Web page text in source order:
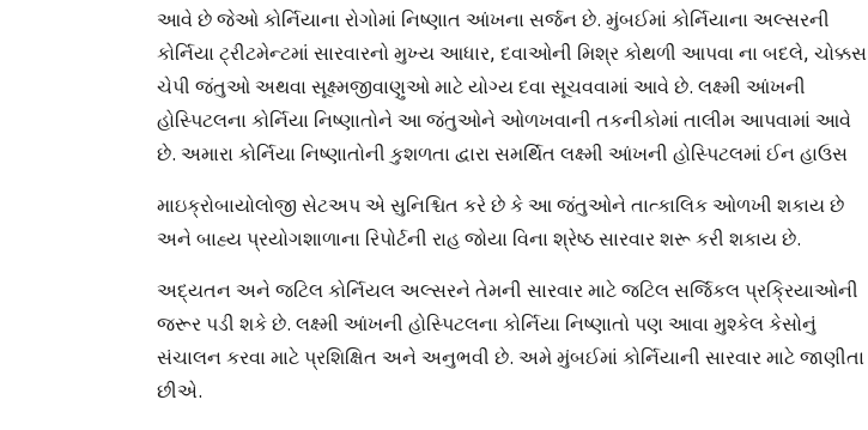
આવે છે જેઓ કોર્નિયાના રોગોમાં નિષ્ણાત આંખના સર્જન છે. મુંબઈમાં કોર્નિયાના અલ્સરની
કોર્નિયા ટ્રીટમેન્ટમાં સારવારનો મુખ્ય આધાર, દવાઓની મિશ્ર કોથળી આપવા ના બદલે, ચોક્કસ
ચેપી જંતુઓ અથવા સૂક્ષ્મજીવાણુઓ માટે યોગ્ય દવા સૂચવવામાં આવે છે. લક્ષ્મી આંખની
હોસ્પિટલના કોર્નિયા નિષ્ણાતોને આ જંતુઓને ઓળખવાની તકનીકોમાં તાલીમ આપવામાં આવે
છે. અમારા કોર્નિયા નિષ્ણાતોની કુશળતા દ્વારા સમર્થિત લક્ષ્મી આંખની હોસ્પિટલમાં ઈન હાઉસ
માઇક્રોબાયોલોજી સેટઅપ એ સુનિશ્ચિત કરે છે કે આ જંતુઓને તાત્કાલિક ઓળખી શકાય છે
અને બાહ્ય પ્રયોગશાળાના રિપોર્ટની રાહ જોયા વિના શ્રેષ્ઠ સારવાર શરૂ કરી શકાય છે.
અદ્યતન અને જટિલ કોર્નિયલ અલ્સરને તેમની સારવાર માટે જટિલ સર્જિકલ પ્રક્રિયાઓની
જરૂર પડી શકે છે. લક્ષ્મી આંખની હોસ્પિટલના કોર્નિયા નિષ્ણાતો પણ આવા મુશ્કેલ કેસોનું
સંચાલન કરવા માટે પ્રશિક્ષિત અને અનુભવી છે. અમે મુંબઈમાં કોર્નિયાની સારવાર માટે જાણીતા
છીએ.